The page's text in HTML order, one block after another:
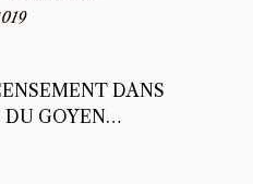
DANS
DU GOYEN…